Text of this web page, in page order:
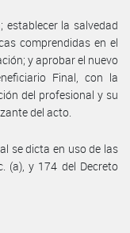
la salvedad
comprendidas en el
y aprobar el nuevo
Final, con la
del profesional y su
del acto.
se dicta en uso de las
(a), y 174 del Decreto